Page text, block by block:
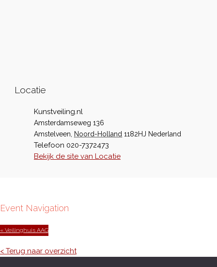
Locatie
Kunstveiling.nl
Amsterdamseweg 136
Amstelveen
Noord-Holland 1182HJ Nederland
Telefoon 020-7372473
Bekijk de site van Locatie
Event Navigation
« Veilinghuis AAG
< Terug naar overzicht